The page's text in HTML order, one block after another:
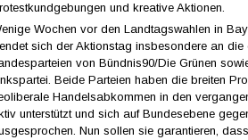
und kreative Aktionen.
Wochen vor den Landtagswahlen in
sich der Aktionstag insbesondere an die
von Bündnis90/Die Grünen
Beide Parteien haben die breiten
Handelsabkommen in den
unterstützt und sich auf Bundesebene
Nun sollen sie garantieren,